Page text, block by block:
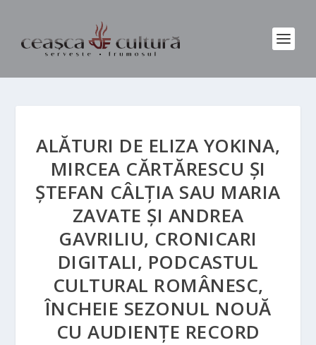
ALĂTURI DE ELIZA YOKINA,
MIRCEA CĂRTĂRESCU ȘI
ȘTEFAN CÂLȚIA SAU MARIA
ZAVATE ȘI ANDREA
GAVRILIU, CRONICARI
DIGITALI, PODCASTUL
CULTURAL ROMÂNESC,
ÎNCHEIE SEZONUL NOUĂ
CU AUDIENȚE RECORD